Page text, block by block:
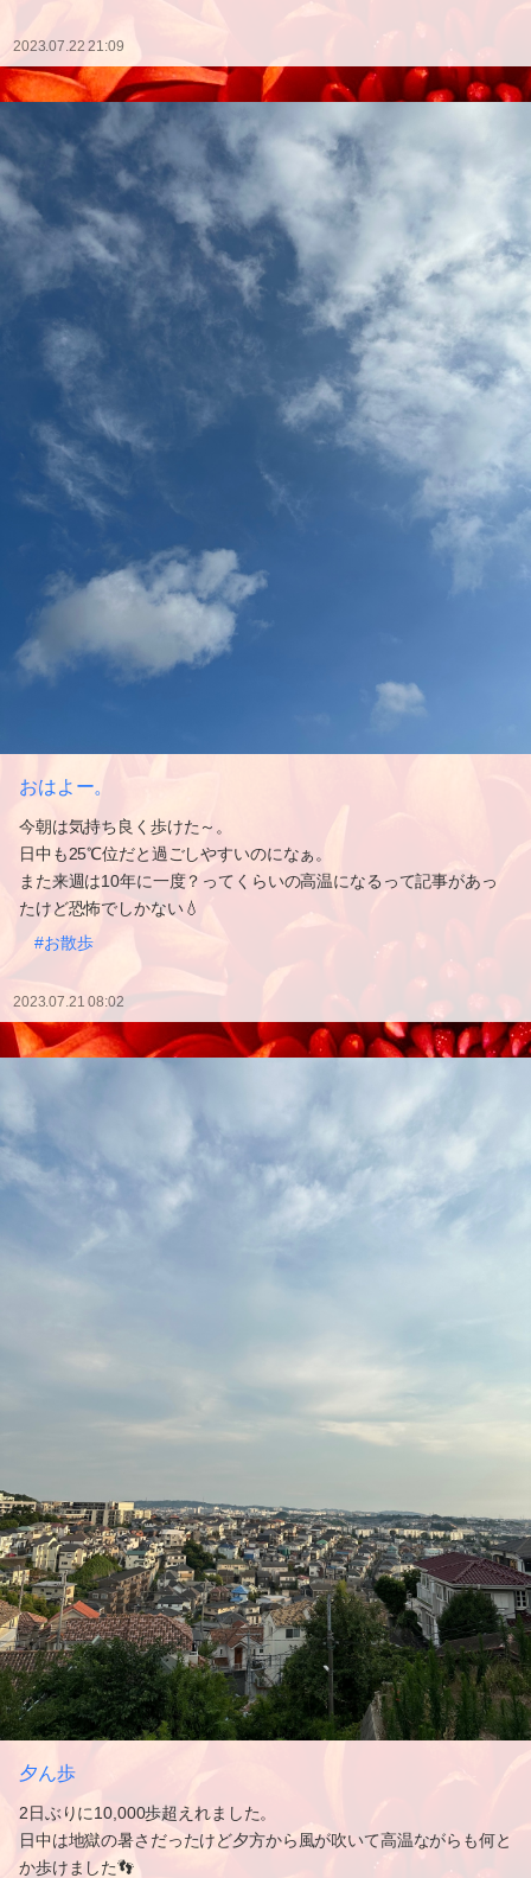
2023.07.22 21:09
おはよー。
今朝は気持ち良く歩けた～。
日中も25℃位だと過ごしやすいのになぁ。
また来週は10年に一度？ってくらいの高温になるって記事があっ
たけど恐怖でしかない💧
#お散歩
2023.07.21 08:02
夕ん歩
2日ぶりに10,000歩超えれました。
日中は地獄の暑さだったけど夕方から風が吹いて高温ながらも何と
か歩けました👣